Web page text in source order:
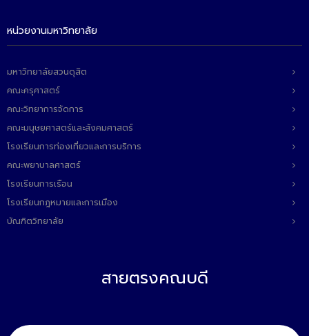
หน่วยงานมหาวิทยาลัย
มหาวิทยาลัยสวนดุสิต
คณะครุศาสตร์
คณะวิทยาการจัดการ
คณะมนุษยศาสตร์และสังคมศาสตร์
โรงเรียนการท่องเที่ยวและการบริการ
คณะพยาบาลศาสตร์
โรงเรียนการเรือน
โรงเรียนกฎหมายและการเมือง
บัณฑิตวิทยาลัย
สายตรงคณบดี